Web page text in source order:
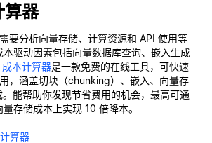
算器
要分析向量存储、计算资源和 API 使用等
本驱动因素包括向量数据库查询、嵌入生成
成本计算器是一款免费的在线工具，可快速
，涵盖切块（chunking）、嵌入、向量存
能帮助你发现节省费用的机会，最高可通
存储成本上实现 10 倍降本。
算器